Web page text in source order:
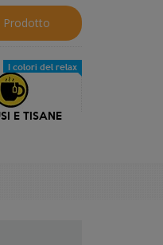
Prodotto
E TISANE
I colori del relax